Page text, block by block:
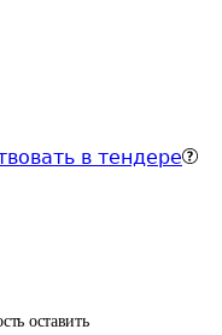
в тендере
оставить